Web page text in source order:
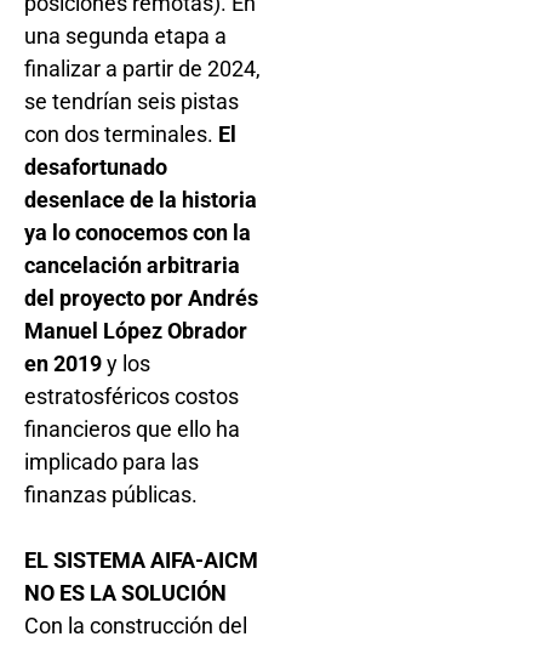
una segunda etapa a
finalizar a partir de 2024,
se tendrían seis pistas
con dos terminales. El
desafortunado
desenlace de la historia
ya lo conocemos con la
cancelación arbitraria
del proyecto por Andrés
Manuel López Obrador
en 2019y los
estratosféricos costos
financieros que ello ha
implicado para las
finanzas públicas.
EL SISTEMA AIFA-AICM
NO ES LA SOLUCIÓN
Con la construcción del